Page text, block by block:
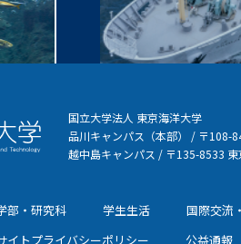
国立大学法人 東京海洋大学
品川キャンパス（本部） / 〒108-
越中島キャンパス / 〒135-8533
部・研究科 学生生活 国際交流
イトプライバシーポリシー 公益通報